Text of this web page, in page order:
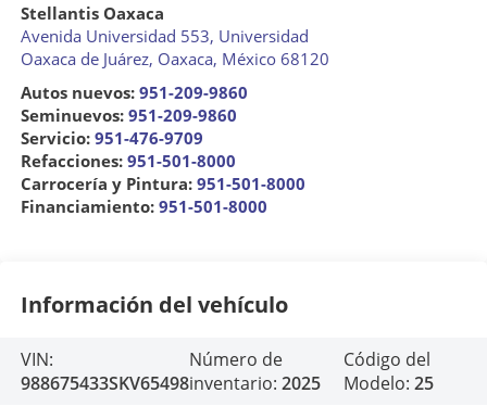
Stellantis Oaxaca
Avenida Universidad 553, Universidad
Oaxaca de Juárez, Oaxaca, México 68120
Autos nuevos: 951-209-9860
Seminuevos: 951-209-9860
Servicio: 951-476-9709
Refacciones: 951-501-8000
Carrocería y Pintura: 951-501-8000
Financiamiento: 951-501-8000
Información del vehículo
VIN:
988675433SKV65498
Número de
inventario: 2025
Código del
Modelo:25